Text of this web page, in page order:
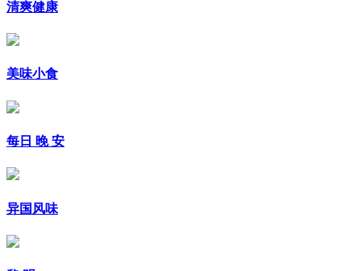
清爽健康
美味小食
每日 晚 安
异国风味